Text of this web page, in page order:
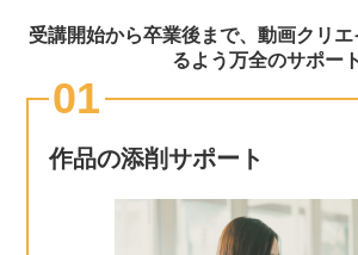
受講開始から卒業後まで、動画クリ
るよう万全のサポート
01
作品の添削サポート